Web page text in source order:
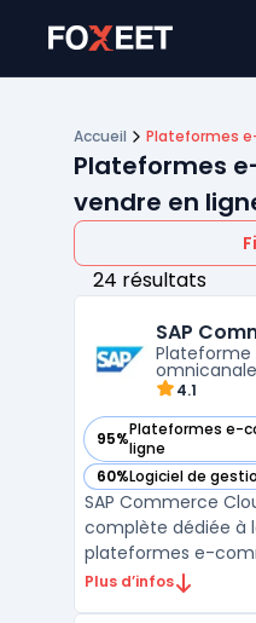
Accueil Plateformes
Plateformes
vendre en
24 résultats
SAP
omnicanale
4.1
95%Plateformes e-
ligne
— voir SAP
60%Logiciel de
— voir SAP
SAP Commerce
complète dédiée à
plateformes e-
répondre aux
Plus d’infos